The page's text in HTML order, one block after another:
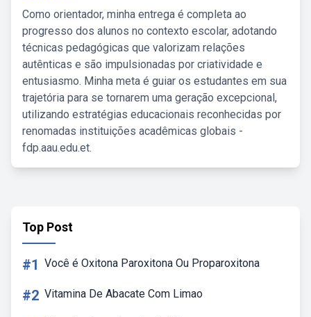
Como orientador, minha entrega é completa ao
progresso dos alunos no contexto escolar, adotando
técnicas pedagógicas que valorizam relações
autênticas e são impulsionadas por criatividade e
entusiasmo. Minha meta é guiar os estudantes em sua
trajetória para se tornarem uma geração excepcional,
utilizando estratégias educacionais reconhecidas por
renomadas instituições acadêmicas globais -
fdp.aau.edu.et.
Top Post
#1 Você é Oxitona Paroxitona Ou Proparoxitona
#2 Vitamina De Abacate Com Limao